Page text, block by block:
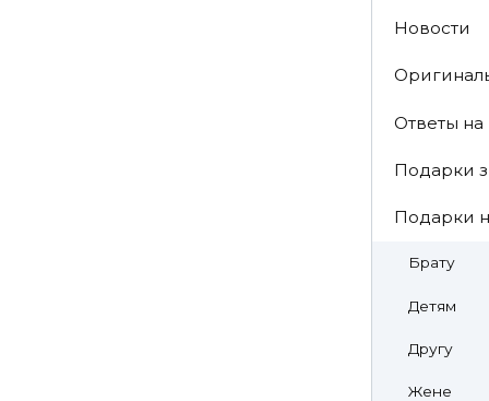
Новости
Ответы
Подарки
Подарки
Брату
Детям
Другу
Жене